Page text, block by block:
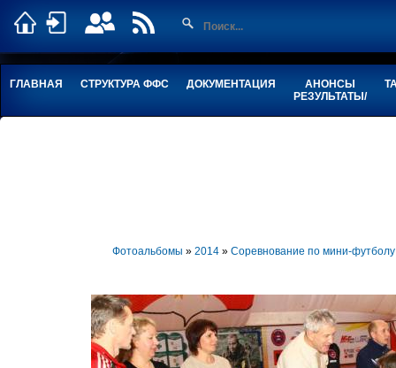
ГЛАВНАЯ СТРУКТУРА ФФС ДОКУМЕНТАЦИЯ
АНОНСЫ
РЕЗУЛЬТАТЫ/
Фотоальбомы » 2014» Соревнование по мини-